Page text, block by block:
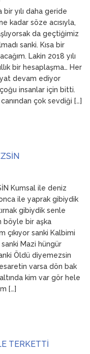
bir yılı daha geride
kadar söze acısıyla,
da geçtiğimiz
sanki. Kısa bir
Lakin 2018 yılı
bir hesaplaşma… Her
devam ediyor
insanlar için bitti.
çok sevdiği […]
Kumsal ile deniz
ile yaprak gibiydik
gibiydik senle
böyle bir aşka
çıkıyor sanki Kalbimi
sanki Mazi hüngür
Öldü diyemezsin
varsa dön bak
kim var gör hele
[…]
TERKETTİ